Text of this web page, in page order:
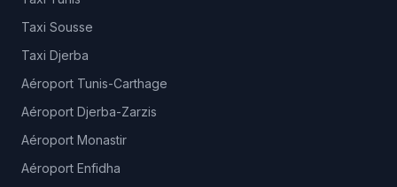
Taxi Sousse
Taxi Djerba
Aéroport Tunis-Carthage
Aéroport Djerba-Zarzis
Aéroport Monastir
Aéroport Enfidha